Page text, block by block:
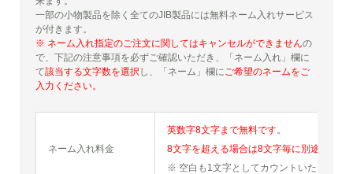
一部の小物製品を除く全てのJIB製品には無料ネーム入れサービス
が付きます。
※ ネーム入れ指定のご注文に関してはキャンセルができませんの
で、下記の注意事項を必ずご確認いただき、「ネーム入れ」欄に
て該当する文字数を選択 し、「ネーム」欄に ご希望のネームをご
入力ください。
ネーム入れ料金
英数字8文字まで無料です。
8文字を超える場合は8文字毎に別途料金
※ 空白も1文字としてカウントいたします